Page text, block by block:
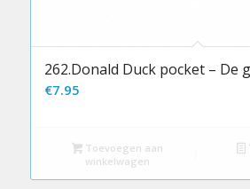
262.Donald Duck pocket – De
€7.95
Toevoegen aan
winkelwagen